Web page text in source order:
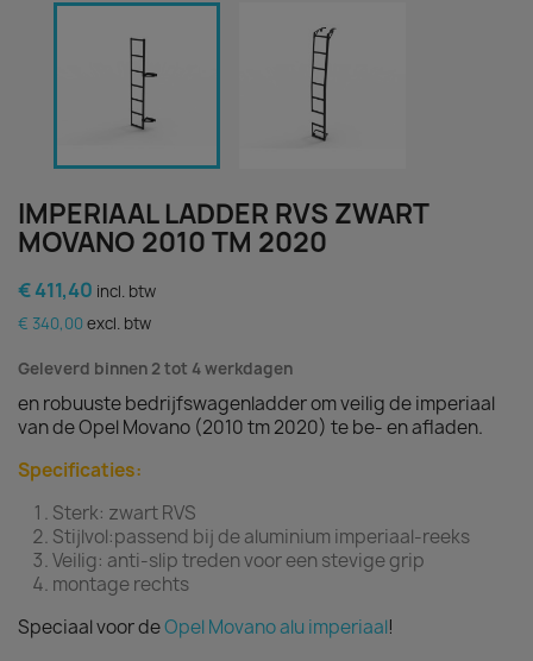
IMPERIAAL LADDER RVS ZWART
MOVANO 2010 TM 2020
€ 411,40 incl. btw
€ 340,00 excl. btw
Geleverd binnen 2 tot 4 werkdagen
en robuuste bedrijfswagenladder om veilig de imperiaal
van de Opel Movano (2010 tm 2020) te be- en afladen.
Specificaties:
Sterk: zwart RVS
Stijlvol:passend bij de aluminium imperiaal-reeks
Veilig: anti-slip treden voor een stevige grip
montage rechts
Speciaal voor deOpel Movano alu imperiaal!